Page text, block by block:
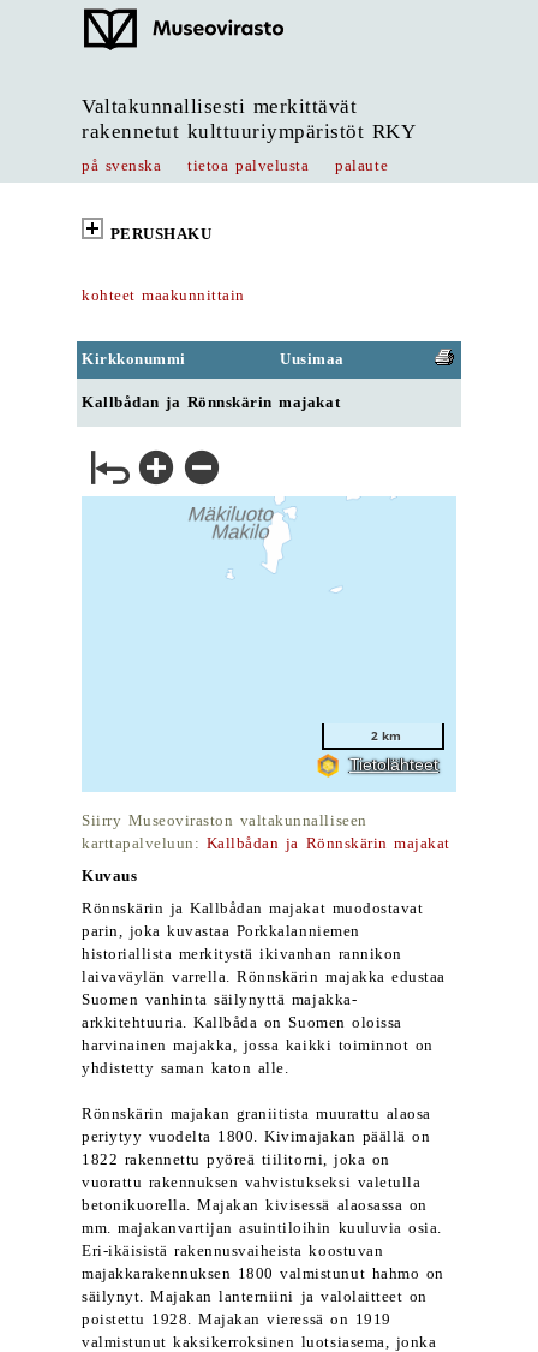
Valtakunnallisesti merkittävät
rakennetut kulttuuriympäristöt RKY
på svenska tietoa palvelusta palaute
PERUSHAKU
kohteet maakunnittain
Kirkkonummi Uusimaa
Kallbådan ja Rönnskärin majakat
Siirry Museoviraston valtakunnalliseen
karttapalveluun: Kallbådan ja Rönnskärin majakat
Kuvaus
Rönnskärin ja Kallbådan majakat muodostavat
parin, joka kuvastaa Porkkalanniemen
historiallista merkitystä ikivanhan rannikon
laivaväylän varrella. Rönnskärin majakka edustaa
Suomen vanhinta säilynyttä majakka-
arkkitehtuuria. Kallbåda on Suomen oloissa
harvinainen majakka, jossa kaikki toiminnot on
yhdistetty saman katon alle.
Rönnskärin majakan graniitista muurattu alaosa
periytyy vuodelta 1800. Kivimajakan päällä on
1822 rakennettu pyöreä tiilitorni, joka on
vuorattu rakennuksen vahvistukseksi valetulla
betonikuorella. Majakan kivisessä alaosassa on
mm. majakanvartijan asuintiloihin kuuluvia osia.
Eri-ikäisistä rakennusvaiheista koostuvan
majakkarakennuksen 1800 valmistunut hahmo on
säilynyt. Majakan lanterniini ja valolaitteet on
poistettu 1928. Majakan vieressä on 1919
valmistunut kaksikerroksinen luotsiasema, jonka